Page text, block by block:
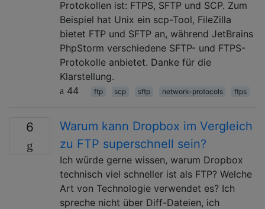
Protokollen ist: FTPS, SFTP und SCP. Zum
Beispiel hat Unix ein scp-Tool, FileZilla
bietet FTP und SFTP an, während JetBrains
PhpStorm verschiedene SFTP- und FTPS-
Protokolle anbietet. Danke für die
Klarstellung.
44
ftp scp sftp network-protocols ftps
6
Warum kann Dropbox im Vergleich
zu FTP superschnell sein?
Ich würde gerne wissen, warum Dropbox
technisch viel schneller ist als FTP? Welche
Art von Technologie verwendet es? Ich
spreche nicht über Diff-Dateien, ich